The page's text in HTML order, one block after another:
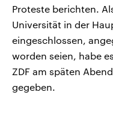
Proteste berichten.
Universität in der
eingeschlossen,
worden seien, habe
ZDF am späten
gegeben.